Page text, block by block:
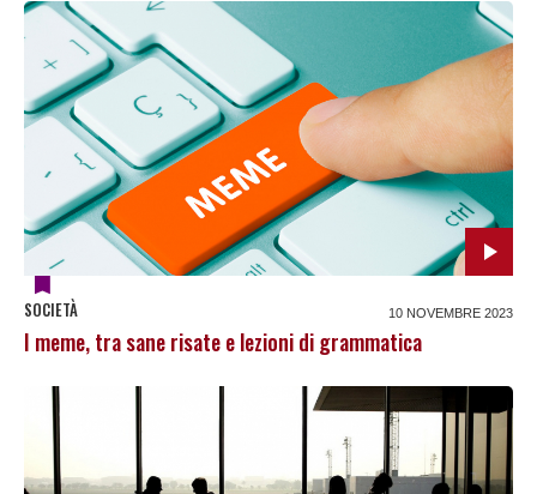
SOCIETÀ 10 NOVEMBRE 2023
I meme, tra sane risate e lezioni di grammatica